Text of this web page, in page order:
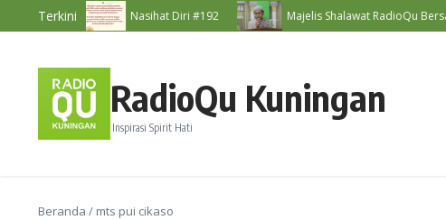
Lewati ke konten
Terkini
#193 Nasihat Diri #192 Majelis Shalawat RadioQu
RadioQu Kuningan
Inspirasi Spirit Hati
Beranda / mts pui cikaso